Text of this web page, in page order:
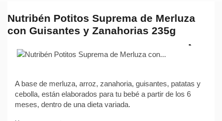
Nutribén Potitos Suprema de Merluza
con Guisantes y Zanahorias 235g
A base de merluza, arroz, zanahoria, guisantes, patatas y
cebolla, están elaborados para tu bebé a partir de los 6
meses, dentro de una dieta variada.